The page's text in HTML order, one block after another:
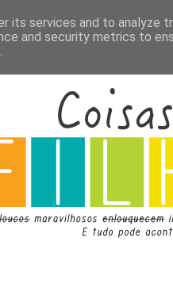
its services and to analyze
and security metrics to